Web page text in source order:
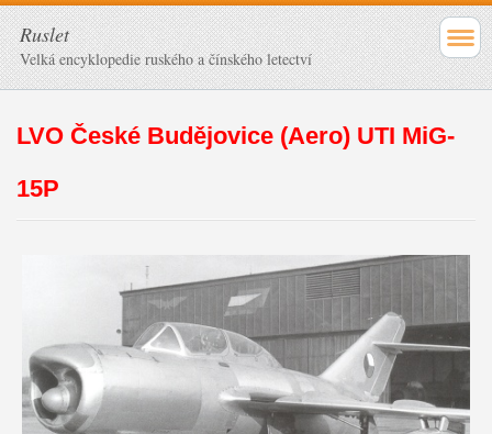
Ruslet
Velká encyklopedie ruského a čínského letectví
LVO České Budějovice (Aero) UTI MiG-
15P